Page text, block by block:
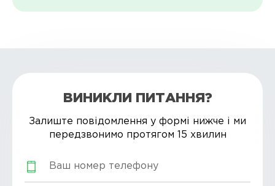
ВИНИКЛИ ПИТАННЯ?
Залиште повідомлення у формі нижче і ми
передзвонимо протягом 15 хвилин